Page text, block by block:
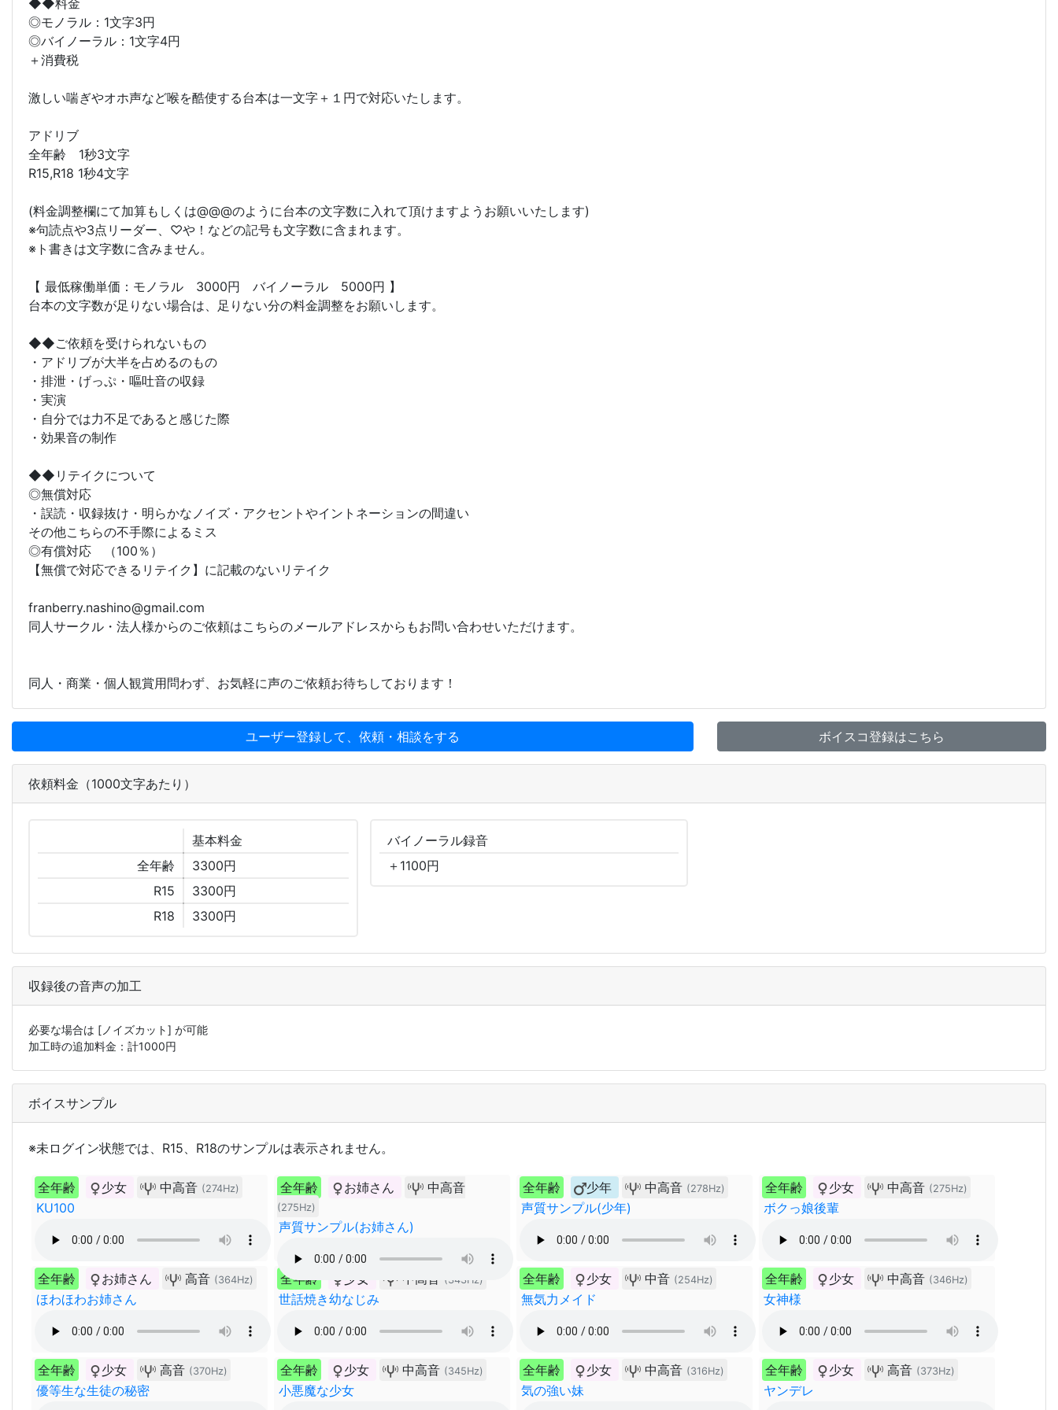
◆◆料金
◎モノラル：1文字3円
◎バイノーラル：1文字4円
＋消費税
激しい喘ぎやオホ声など喉を酷使する台本は一文字＋１円で対応いたします。
アドリブ
全年齢 1秒3文字
R15,R18 1秒4文字
(料金調整欄にて加算もしくは@@@のように台本の文字数に入れて頂けますようお願いいたします)
※句読点や3点リーダー、♡や！などの記号も文字数に含まれます。
※ト書きは文字数に含みません。
【 最低稼働単価：モノラル 3000円 バイノーラル 5000円 】
台本の文字数が足りない場合は、足りない分の料金調整をお願いします。
◆◆ご依頼を受けられないもの
・アドリブが大半を占めるのもの
・排泄・げっぷ・嘔吐音の収録
・実演
・自分では力不足であると感じた際
・効果音の制作
◆◆リテイクについて
◎無償対応
・誤読・収録抜け・明らかなノイズ・アクセントやイントネーションの間違い
その他こちらの不手際によるミス
◎有償対応 （100％）
【無償で対応できるリテイク】に記載のないリテイク
franberry.nashino@gmail.com
同人サークル・法人様からのご依頼はこちらのメールアドレスからもお問い合わせいただけます。
同人・商業・個人観賞用問わず、お気軽に声のご依頼お待ちしております！
ユーザー登録して、依頼・相談をする ボイスコ登録はこちら
依頼料金（1000文字あたり）
基本料金
全年齢
3300円
R15
3300円
R18
3300円
バイノーラル録音
＋ 1100円
収録後の音声の加工
必要な場合は [ノイズカット] が可能
加工時の追加料金：計1000円
ボイスサンプル
※未ログイン状態では、R15、R18のサンプルは表示されません。
全年齢 少女 中高音 (274Hz)
KU100
全年齢 お姉さん 中高音
(275Hz)
声質サンプル(お姉さん)
全年齢 少年 中高音 (278Hz)
声質サンプル(少年)
全年齢 少女 中高音 (275Hz)
ボクっ娘後輩
全年齢 お姉さん 高音 (364Hz)
ほわほわお姉さん
全年齢 少女 中高音 (343Hz)
世話焼き幼なじみ
全年齢 少女 中音 (254Hz)
無気力メイド
全年齢 少女 中高音 (346Hz)
女神様
全年齢 少女 高音 (370Hz)
優等生な生徒の秘密
全年齢 少女 中高音 (345Hz)
小悪魔な少女
全年齢 少女 中高音 (316Hz)
気の強い妹
全年齢 少女 高音 (373Hz)
ヤンデレ